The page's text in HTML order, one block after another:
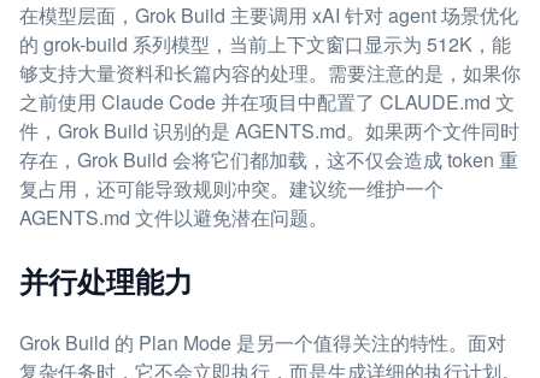
在模型层面，Grok Build 主要调用 xAI 针对 agent 场景优化
的 grok-build 系列模型，当前上下文窗口显示为 512K，能
够支持大量资料和长篇内容的处理。需要注意的是，如果你
之前使用 Claude Code 并在项目中配置了 CLAUDE.md 文
件，Grok Build 识别的是 AGENTS.md。如果两个文件同时
存在，Grok Build 会将它们都加载，这不仅会造成 token 重
复占用，还可能导致规则冲突。建议统一维护一个
AGENTS.md 文件以避免潜在问题。
并行处理能力
Grok Build 的 Plan Mode 是另一个值得关注的特性。面对
复杂任务时，它不会立即执行，而是生成详细的执行计划。